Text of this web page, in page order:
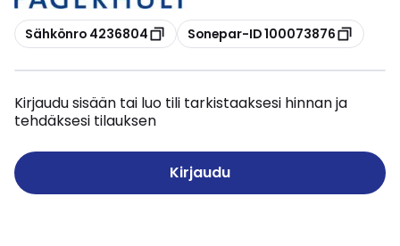
Kopioi
Sähkönro 4236804 Kopioi
Sonepar-ID 100073876
Kirjaudu sisään tai luo tili tarkistaaksesi hinnan ja
tehdäksesi tilauksen
Kirjaudu